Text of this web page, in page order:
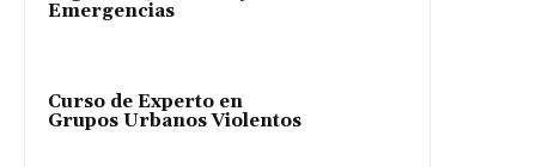
Emergencias
Curso de Experto en
Grupos Urbanos Violentos